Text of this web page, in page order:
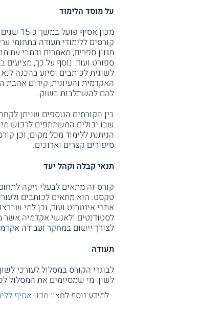
על מוסד הלימוד
מכון אסיף פועל במשך כ-15 שנים בתחום
קורסים ללימודי תעודה בתחומי
מגוון ספרים, מאמרים וכתבי עת
ספורט ועוד. נוסף על כך, מציעים
לשונית לכותבים וסיוע בהכנה
האקדמית והעיונית, קידום
להם להשתלבות בשוק.
בין הקורסים הנוספים שניתן
שבו יכולים המשתתפים לרכוש
הניתנת ללימוד מכל מקום; וכן
סיפורים קצרים וארוכים.
תנאי קבלה וקהל יעד
קורס זה מתאים לבעלי זיקה
טקסט. הוא מתאים לכותבים
אתרי אינטרנט ועוד, וכן למי
לסטודנטים ולאנשי אקדמיה אשר
לצורך יישום במחקר ועבודה
תעודה
לבוגרי הקורס במסלול לעורכי
לשון. מי שמסיימים את המסלול
למידע נוסף לחצו: מכון אסיף